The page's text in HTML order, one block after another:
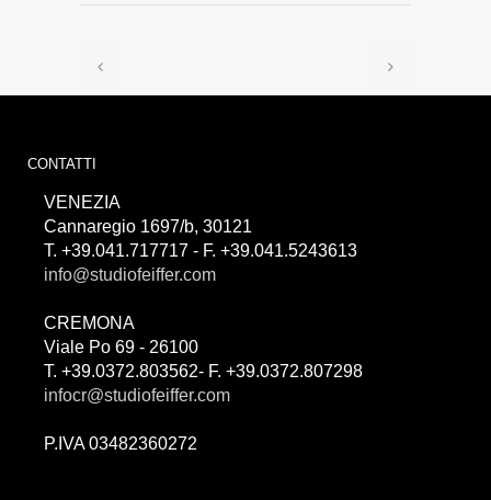
CONTATTI
VENEZIA
Cannaregio 1697/b, 30121
T. +39.041.717717 - F. +39.041.5243613
info@studiofeiffer.com
CREMONA
Viale Po 69 - 26100
T. +39.0372.803562- F. +39.0372.807298
infocr@studiofeiffer.com
P.IVA 03482360272